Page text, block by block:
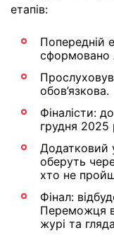
етапів:
Попередній
сформовано
обов’язкова.
Фіналісти:
грудня 2025
Додатковий
оберуть
хто не
Фінал:
Переможця
журі та